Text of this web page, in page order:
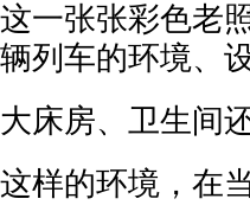
这一张张彩色老
辆列车的环境、
大床房、卫生间
这样的环境，在